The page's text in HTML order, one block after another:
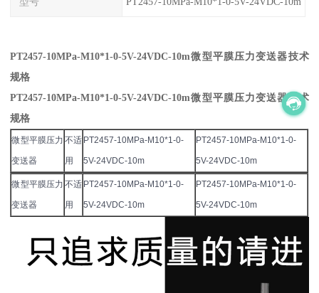
PT2457-10MPa-M10*1-0-5V-24VDC-10m微型平膜压力变送器技术
规格
PT2457-10MPa-M10*1-0-5V-24VDC-10m微型平膜压力变送器技术
规格
微型平膜压力
变送器
不适
用
PT2457-10MPa-M10*1-0-
5V-24VDC-10m
PT2457-10MPa-M10*1-0-
5V-24VDC-10m
微型平膜压力
变送器
不适
用
PT2457-10MPa-M10*1-0-
5V-24VDC-10m
PT2457-10MPa-M10*1-0-
5V-24VDC-10m